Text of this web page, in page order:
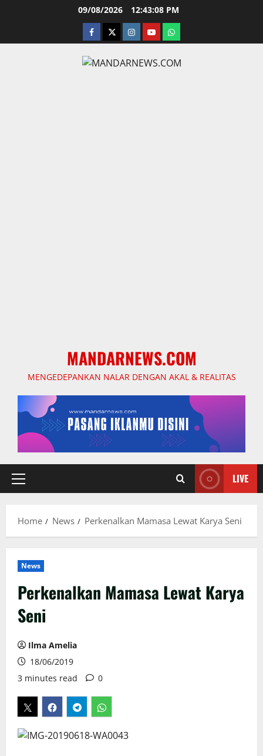
09/08/2026 12:43:09 PM
facebooktwitterinstagram.com
youtubewhatsapp
MANDARNEWS.COM
MENGEDEPANKAN NALAR DENGAN AKAL & REALITAS
Primary
LIVE
Home News Perkenalkan Mamasa Lewat Karya Seni
News
Perkenalkan Mamasa Lewat Karya
Seni
Ilma Amelia
18/06/2019
3 minutes read
0